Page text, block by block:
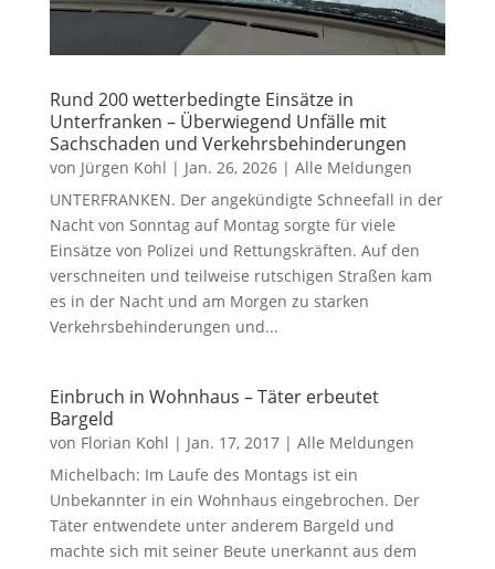
Rund 200 wetterbedingte Einsätze in
Unterfranken – Überwiegend Unfälle mit
Sachschaden und Verkehrsbehinderungen
von Jürgen Kohl | Jan. 26, 2026| Alle Meldungen
UNTERFRANKEN. Der angekündigte Schneefall in der
Nacht von Sonntag auf Montag sorgte für viele
Einsätze von Polizei und Rettungskräften. Auf den
verschneiten und teilweise rutschigen Straßen kam
es in der Nacht und am Morgen zu starken
Verkehrsbehinderungen und...
Einbruch in Wohnhaus – Täter erbeutet
Bargeld
von Florian Kohl | Jan. 17, 2017| Alle Meldungen
Michelbach: Im Laufe des Montags ist ein
Unbekannter in ein Wohnhaus eingebrochen. Der
Täter entwendete unter anderem Bargeld und
machte sich mit seiner Beute unerkannt aus dem